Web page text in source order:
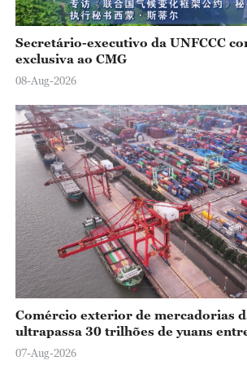
Secretário-executivo da UNFCCC
exclusiva ao CMG
08-Aug-2026
Comércio exterior de mercadorias
ultrapassa 30 trilhões de yuans
07-Aug-2026